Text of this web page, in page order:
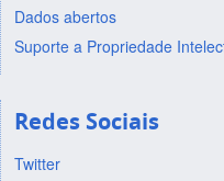
Dados abertos
Suporte a Propriedade
Redes Sociais
Twitter